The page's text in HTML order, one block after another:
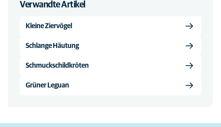
Verwandte Artikel
Kleine Ziervögel
Schlange Häutung
Schmuckschildkröten
Grüner Leguan